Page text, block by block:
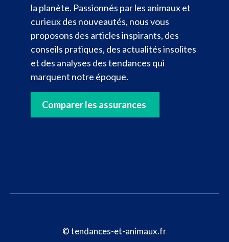
la planète. Passionnés par les animaux et
curieux des nouveautés, nous vous
proposons des articles inspirants, des
conseils pratiques, des actualités insolites
et des analyses des tendances qui
marquent notre époque.
Comparer les assurances
© tendances-et-animaux.fr